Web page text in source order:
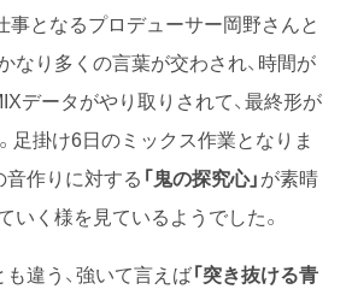
事となるプロデューサー岡野さんと
なり多くの言葉が交わされ、時間が
データがやり取りされて、最終形が
足掛け6日のミックス作業となりま
音作りに対する 「鬼の探究心」が素晴
いく様を見ているようでした。
も違う、強いて言えば「突き抜ける青